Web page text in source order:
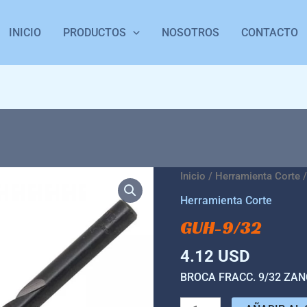
INICIO PRODUCTOS NOSOTROS CONTACTO
Inicio / Herramienta Corte
Herramienta Corte
GUH-9/32
4.12 USD
BROCA FRACC. 9/32
GUH-
9/32